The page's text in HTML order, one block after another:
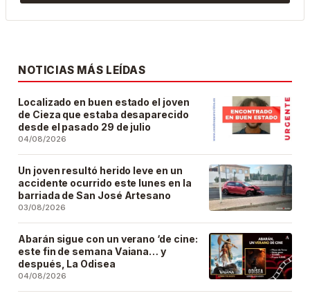
NOTICIAS MÁS LEÍDAS
Localizado en buen estado el joven
de Cieza que estaba desaparecido
desde el pasado 29 de julio
04/08/2026
Un joven resultó herido leve en un
accidente ocurrido este lunes en la
barriada de San José Artesano
03/08/2026
Abarán sigue con un verano ‘de cine:
este fin de semana Vaiana… y
después, La Odisea
04/08/2026